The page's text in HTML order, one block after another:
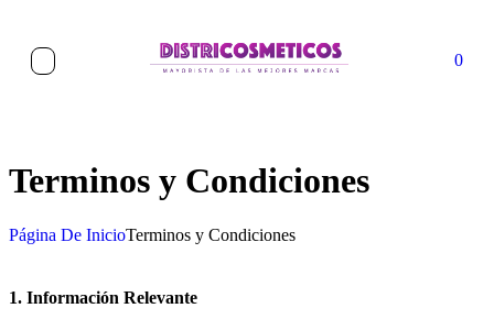
0
Terminos y Condiciones
Página De InicioTerminos y Condiciones
1. Información Relevante